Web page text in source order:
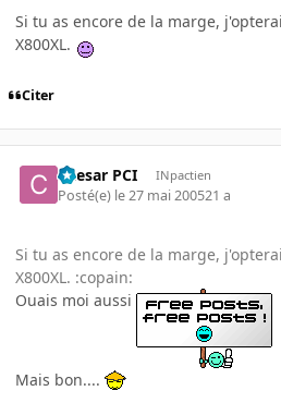
Si tu as encore de la marge,
X800XL.
Citer
Caesar PCI INpactien
Posté(e) le 27 mai 200521 a
Si tu as encore de la marge,
X800XL. :copain:
Ouais moi aussi
Mais bon....